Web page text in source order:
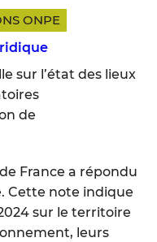
ONPE
sur l’état des lieux
de
France a répondu
Cette note indique
sur le territoire
leurs